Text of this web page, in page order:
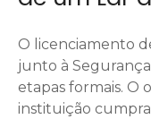
O licenciamento
junto à
etapas formais. O
instituição